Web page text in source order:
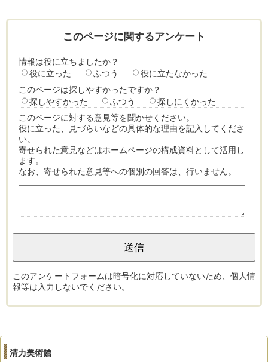
このページに関するアンケート
情報は役に立ちましたか？
役に立った
ふつう
役に立たなかった
このページは探しやすかったですか？
探しやすかった
ふつう
探しにくかった
このページに対する意見等を聞かせください。
役に立った、見づらいなどの具体的な理由を記入してくださ
い。
寄せられた意見などはホームページの構成資料として活用し
ます。
なお、寄せられた意見等への個別の回答は、行いません。
このアンケートフォームは暗号化に対応していないため、個人情
報等は入力しないでください。
清力美術館